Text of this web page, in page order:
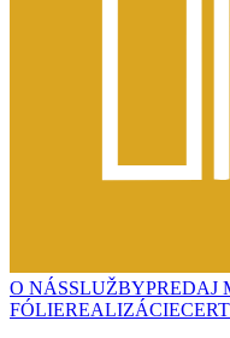
O NÁSSLUŽBYPREDAJ
FÓLIEREALIZÁCIE